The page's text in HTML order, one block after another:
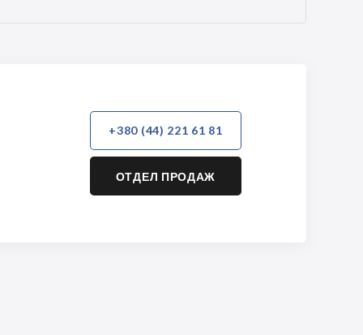
+380 (44) 221 61 81
ОТДЕЛ ПРОДАЖ